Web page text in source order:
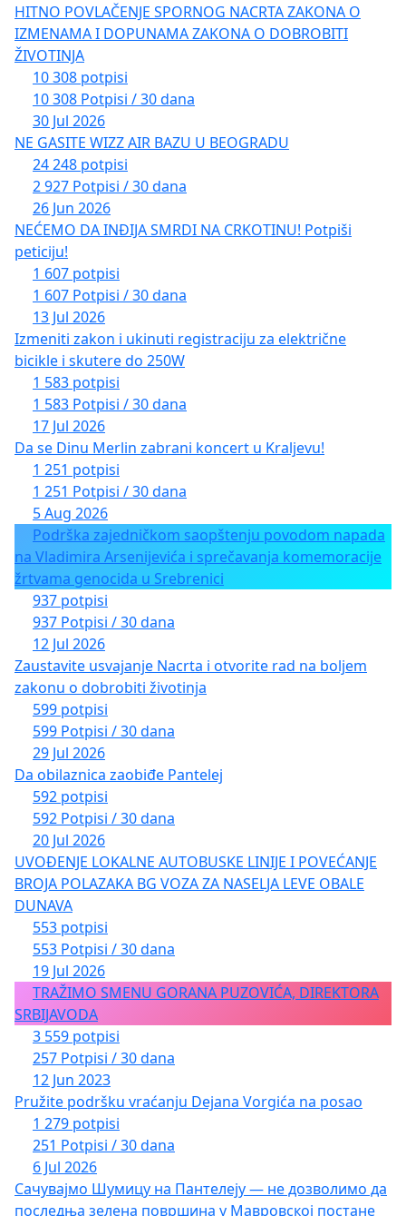
HITNO POVLAČENJE SPORNOG NACRTA ZAKONA O
IZMENAMA I DOPUNAMA ZAKONA O DOBROBITI
ŽIVOTINJA
10 308 potpisi
10 308 Potpisi / 30 dana
30 Jul 2026
NE GASITE WIZZ AIR BAZU U BEOGRADU
24 248 potpisi
2 927 Potpisi / 30 dana
26 Jun 2026
NEĆEMO DA INĐIJA SMRDI NA CRKOTINU! Potpiši
peticiju!
1 607 potpisi
1 607 Potpisi / 30 dana
13 Jul 2026
Izmeniti zakon i ukinuti registraciju za električne
bicikle i skutere do 250W
1 583 potpisi
1 583 Potpisi / 30 dana
17 Jul 2026
Da se Dinu Merlin zabrani koncert u Kraljevu!
1 251 potpisi
1 251 Potpisi / 30 dana
5 Aug 2026
Podrška zajedničkom saopštenju povodom napada
na Vladimira Arsenijevića i sprečavanja komemoracije
žrtvama genocida u Srebrenici
937 potpisi
937 Potpisi / 30 dana
12 Jul 2026
Zaustavite usvajanje Nacrta i otvorite rad na boljem
zakonu o dobrobiti životinja
599 potpisi
599 Potpisi / 30 dana
29 Jul 2026
Da obilaznica zaobiđe Pantelej
592 potpisi
592 Potpisi / 30 dana
20 Jul 2026
UVOĐENJE LOKALNE AUTOBUSKE LINIJE I POVEĆANJE
BROJA POLAZAKA BG VOZA ZA NASELJA LEVE OBALE
DUNAVA
553 potpisi
553 Potpisi / 30 dana
19 Jul 2026
TRAŽIMO SMENU GORANA PUZOVIĆA, DIREKTORA
SRBIJAVODA
3 559 potpisi
257 Potpisi / 30 dana
12 Jun 2023
Pružite podršku vraćanju Dejana Vorgića na posao
1 279 potpisi
251 Potpisi / 30 dana
6 Jul 2026
Сачувајмо Шумицу на Пантелеју — не дозволимо да
последња зелена површина у Мавровској постане